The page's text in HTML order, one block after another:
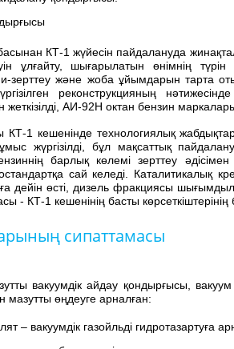
КТ-1 жүйесін пайдалануда
ұлғайту, шығарылатын өнімнің
зерттеу және жоба ұйымдарын тарта
реконструкцияның
жеткізілді, АИ-92Н октан бензин
1 кешенінде технологиялық
жүргізілді, бұл мақсаттық
барлық көлемі зерттеу
сай келеді. Каталитикалық
дейін өсті, дизель фракциясы
- КТ-1 кешенінің басты
сипаттамасы
вакуумдік айдау қондырғысы,
мазутты өңдеуге арналған:
– вакуумдік газойльді гидротазартуға